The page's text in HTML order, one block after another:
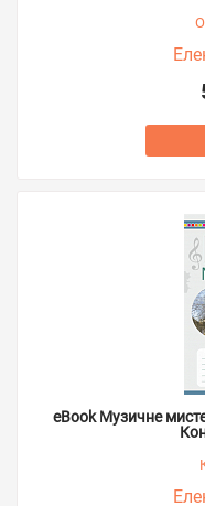
eBook Музичне